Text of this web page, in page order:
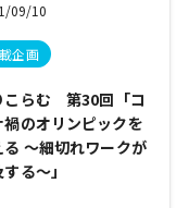
09/10
企画
こらむ 第30回「コ
禍のオリンピックを
る ～細切れワークが
る～」